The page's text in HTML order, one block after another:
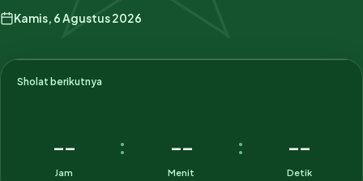
Kamis, 6 Agustus 2026
Sholat berikutnya
--
Jam
: --
Menit
: --
Detik